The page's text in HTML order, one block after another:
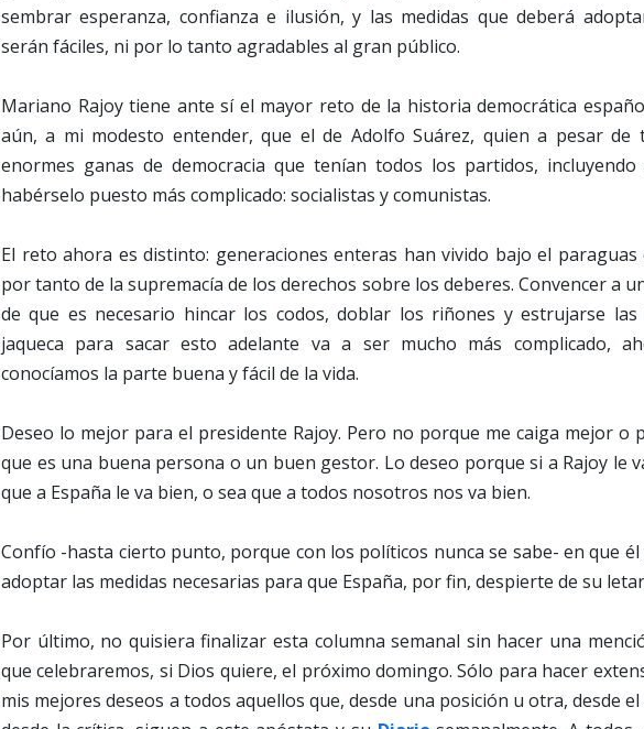
sembrar esperanza, confianza e ilusión, y las medidas que deberá
serán fáciles, ni por lo tanto agradables al gran público.
Mariano Rajoy tiene ante sí el mayor reto de la historia democrática
aún, a mi modesto entender, que el de Adolfo Suárez, quien a pesar de
enormes ganas de democracia que tenían todos los partidos,
habérselo puesto más complicado: socialistas y comunistas.
El reto ahora es distinto: generaciones enteras han vivido bajo el paraguas
por tanto de la supremacía de los derechos sobre los deberes. Convencer a
de que es necesario hincar los codos, doblar los riñones y estrujarse
jaqueca para sacar esto adelante va a ser mucho más complicado,
conocíamos la parte buena y fácil de la vida.
Deseo lo mejor para el presidente Rajoy. Pero no porque me caiga mejor o
que es una buena persona o un buen gestor. Lo deseo porque si a Rajoy le
que a España le va bien, o sea que a todos nosotros nos va bien.
Confío -hasta cierto punto, porque con los políticos nunca se sabe- en que
adoptar las medidas necesarias para que España, por fin, despierte de su
Por último, no quisiera finalizar esta columna semanal sin hacer una
que celebraremos, si Dios quiere, el próximo domingo. Sólo para hacer
mis mejores deseos a todos aquellos que, desde una posición u otra, desde